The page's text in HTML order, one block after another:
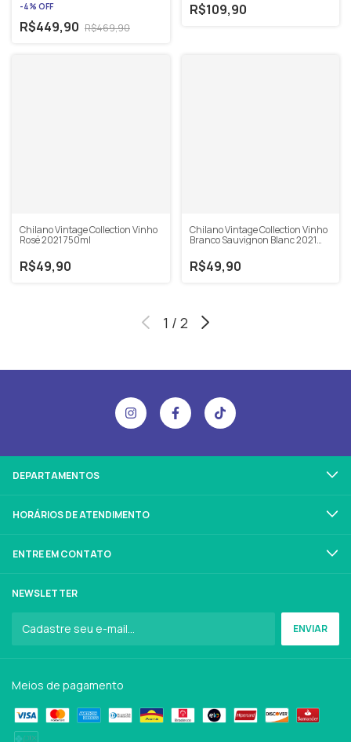
-4% OFF
R$449,90 R$469,90
R$109,90
Chilano Vintage Collection Vinho
Rosé 2021 750ml
R$49,90
Chilano Vintage Collection Vinho
Branco Sauvignon Blanc 2021
R$49,90
1 / 2
DEPARTAMENTOS
HORÁRIOS DE ATENDIMENTO
ENTRE EM CONTATO
NEWSLETTER
Meios de pagamento